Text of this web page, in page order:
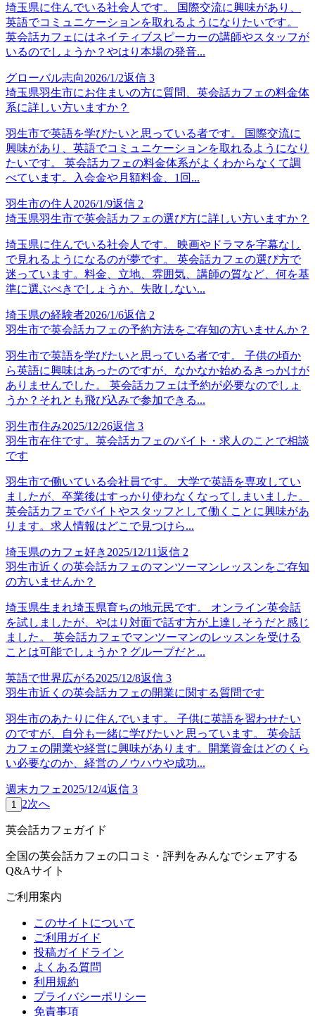
埼玉県に住んでいる社会人です。 国際交流に興味があり、
英語でコミュニケーションを取れるようになりたいです。
英会話カフェにはネイティブスピーカーの講師やスタッフが
いるのでしょうか？やはり本場の発音...
グローバル志向2026/1/2返信 3
埼玉県羽生市にお住まいの方に質問、英会話カフェの料金体
系に詳しい方いますか？
羽生市で英語を学びたいと思っている者です。 国際交流に
興味があり、英語でコミュニケーションを取れるようになり
たいです。 英会話カフェの料金体系がよくわからなくて調
べています。入会金や月額料金、1回...
羽生市の住人 2026/1/9返信 2
埼玉県羽生市で英会話カフェの選び方に詳しい方いますか？
埼玉県に住んでいる社会人です。 映画やドラマを字幕なし
で見れるようになるのが夢です。 英会話カフェの選び方で
迷っています。料金、立地、雰囲気、講師の質など、何を基
準に選ぶべきでしょうか。失敗しない...
埼玉県の経験者2026/1/6返信 2
羽生市で英会話カフェの予約方法をご存知の方いませんか？
羽生市で英語を学びたいと思っている者です。 子供の頃か
ら英語に興味はあったのですが、なかなか始めるきっかけが
ありませんでした。 英会話カフェは予約が必要なのでしょ
うか？それとも飛び込みで参加できる...
羽生市住み2025/12/26返信 3
羽生市在住です。英会話カフェのバイト・求人のことで相談
です
羽生市で働いている会社員です。 大学で英語を専攻してい
ましたが、卒業後はすっかり使わなくなってしまいました。
英会話カフェでバイトやスタッフとして働くことに興味があ
ります。求人情報はどこで見つけら...
埼玉県のカフェ好き 2025/12/11返信 2
羽生市近くの英会話カフェのマンツーマンレッスンをご存知
の方いませんか？
埼玉県生まれ埼玉県育ちの地元民です。 オンライン英会話
を試しましたが、やはり対面で話す方が上達しそうだと感じ
ました。 英会話カフェでマンツーマンのレッスンを受ける
ことは可能でしょうか？グループだと...
英語で世界広がる2025/12/8返信 3
羽生市近くの英会話カフェの開業に関する質問です
羽生市のあたりに住んでいます。 子供に英語を習わせたい
のですが、自分も一緒に学びたいと思っています。 英会話
カフェの開業や経営に興味があります。開業資金はどのくら
い必要なのか、経営のノウハウや成功...
週末カフェ 2025/12/4返信 3
1 2次へ
英会話カフェガイド
全国の英会話カフェの口コミ・評判をみんなでシェアする
Q&Aサイト
ご利用案内
このサイトについて
ご利用ガイド
投稿ガイドライン
よくある質問
利用規約
プライバシーポリシー
免責事項